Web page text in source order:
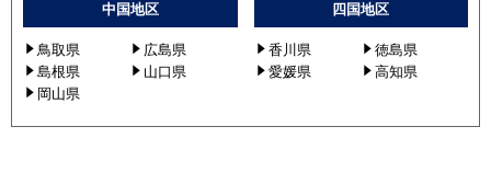
中国地区
鳥取県
広島県
島根県
山口県
岡山県
四国地区
香川県
徳島県
愛媛県
高知県